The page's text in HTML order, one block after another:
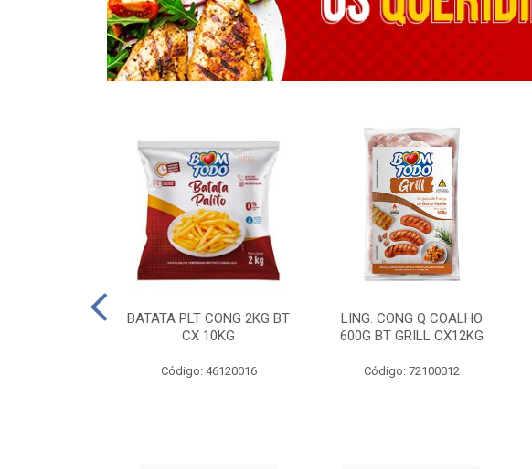
BATATA PLT CONG 2KG BT
CX 10KG
Código: 46120016
LING. CONG Q COALHO
600G BT GRILL CX12KG
Código: 72100012